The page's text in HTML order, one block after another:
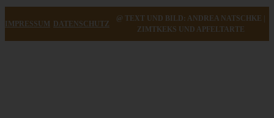
IMPRESSUM DATENSCHUTZ
@ TEXT UND BILD: ANDREA NATSCHKE |
ZIMTKEKS UND APFELTARTE